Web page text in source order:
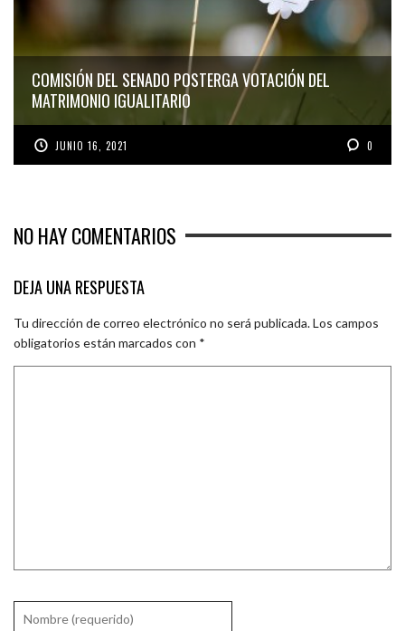
COMISIÓN DEL SENADO POSTERGA VOTACIÓN DEL
MATRIMONIO IGUALITARIO
JUNIO 16, 2021 0
NO HAY COMENTARIOS
DEJA UNA RESPUESTA
Tu dirección de correo electrónico no será publicada.Los campos
obligatorios están marcados con *